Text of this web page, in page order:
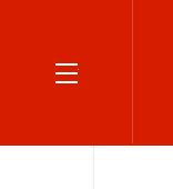
OFF CANVAS